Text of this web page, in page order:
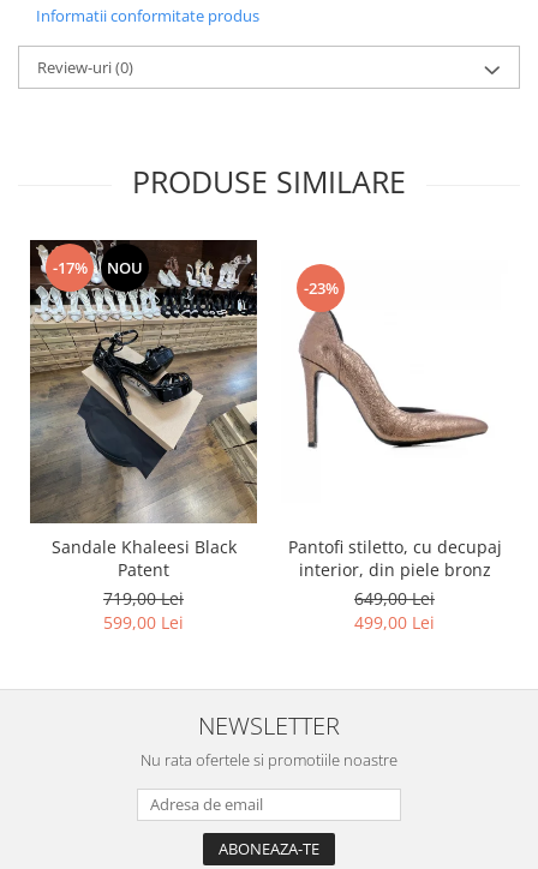
Informatii conformitate produs
Review-uri(0)
PRODUSE SIMILARE
-17% NOU
Sandale Khaleesi Black
Patent
719,00 Lei
599,00 Lei
-23%
Pantofi stiletto, cu decupaj
interior, din piele bronz
649,00 Lei
499,00 Lei
NEWSLETTER
Nu rata ofertele si promotiile noastre